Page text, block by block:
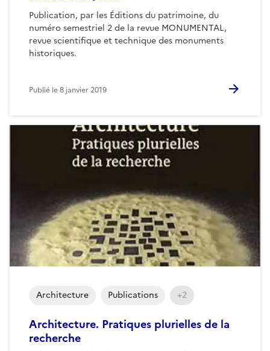
Publication, par les Éditions du patrimoine, du
numéro semestriel 2 de la revue MONUMENTAL,
revue scientifique et technique des monuments
historiques.
Publié le8 janvier 2019
Architecture. Pratiques plurielles de la
recherche
Architecture Publications +2